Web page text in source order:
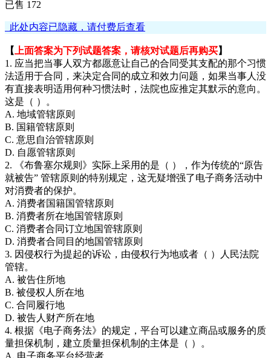
已售 172
此处内容已隐藏，请付费后查看
【 上面答案为下列试题答案，请核对试题后再购买】
1. 应当把当事人双方都愿意让自己的合同受其支配的那个习惯
法适用于合同，来决定合同的成立和效力问题，如果当事人没
有直接表明适用何种习惯法时，法院也应推定其默示的意向。
这是（ ）。
A. 地域管辖原则
B. 国籍管辖原则
C. 意思自治管辖原则
D. 自愿管辖原则
2. 《布鲁塞尔规则》实际上采用的是（ ），作为传统的“原告
就被告” 管辖原则的特别规定，这无疑增强了电子商务活动中
对消费者的保护。
A. 消费者国籍国管辖原则
B. 消费者所在地国管辖原则
C. 消费者合同订立地国管辖原则
D. 消费者合同目的地国管辖原则
3. 因侵权行为提起的诉讼，由侵权行为地或者（ ）人民法院
管辖。
A. 被告住所地
B. 被侵权人所在地
C. 合同履行地
D. 被告人财产所在地
4. 根据《电子商务法》的规定，平台可以建立商品或服务的质
量担保机制，建立质量担保机制的主体是（ ）。
A. 电子商务平台经营者